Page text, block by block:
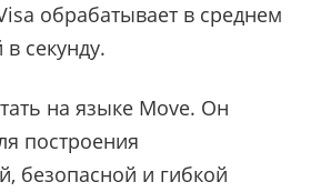
обрабатывает в среднем
секунду.
на языке Move. Он
построения
безопасной и гибкой